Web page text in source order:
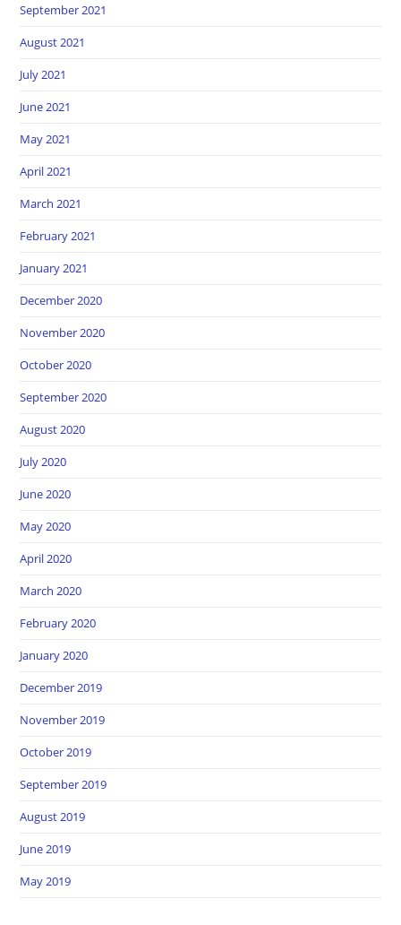
September 2021
August 2021
July 2021
June 2021
May 2021
April 2021
March 2021
February 2021
January 2021
December 2020
November 2020
October 2020
September 2020
August 2020
July 2020
June 2020
May 2020
April 2020
March 2020
February 2020
January 2020
December 2019
November 2019
October 2019
September 2019
August 2019
June 2019
May 2019